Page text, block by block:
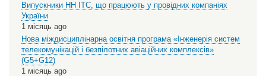
Випускники НН ІТС, що працюють у провідних компаніях
України
1 місяць ago
Нова міждисциплінарна освітня програма «Інженерія систем
телекомунікацій і безпілотних авіаційних комплексів»
(G5+G12)
1 місяць ago